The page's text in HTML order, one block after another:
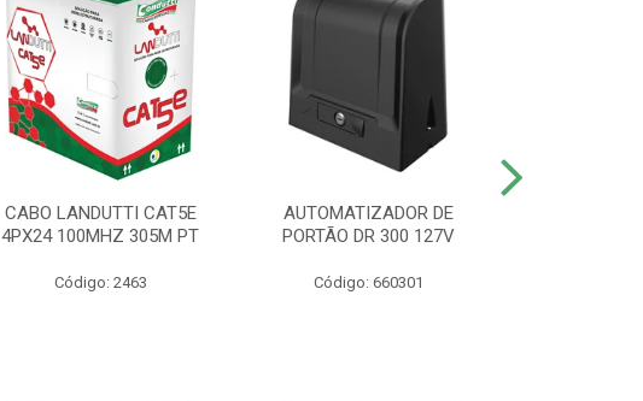
CABO LANDUTTI CAT5E
4PX24 100MHZ 305M PT
Código: 2463
AUTOMATIZADOR DE
PORTÃO DR 300 127V
Código: 660301